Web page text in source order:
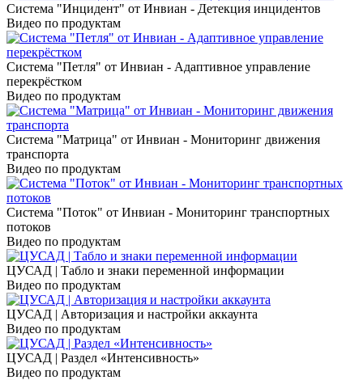
Система "Инцидент" от Инвиан - Детекция инцидентов
Видео по продуктам
Система "Петля" от Инвиан - Адаптивное управление
перекрёстком
Видео по продуктам
Система "Матрица" от Инвиан - Мониторинг движения
транспорта
Видео по продуктам
Система "Поток" от Инвиан - Мониторинг транспортных
потоков
Видео по продуктам
ЦУСАД | Табло и знаки переменной информации
Видео по продуктам
ЦУСАД | Авторизация и настройки аккаунта
Видео по продуктам
ЦУСАД | Раздел «Интенсивность»
Видео по продуктам